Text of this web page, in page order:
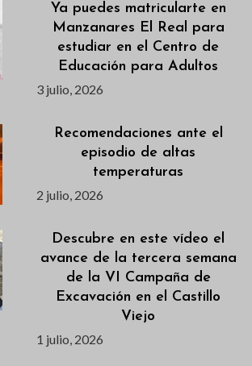
Ya puedes matricularte en
Manzanares El Real para
estudiar en el Centro de
Educación para Adultos
3 julio, 2026
Recomendaciones ante el
episodio de altas
temperaturas
2 julio, 2026
Descubre en este vídeo el
avance de la tercera semana
de la VI Campaña de
Excavación en el Castillo
Viejo
1 julio, 2026